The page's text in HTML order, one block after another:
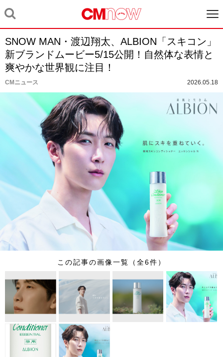
SNOW MAN・渡辺翔太、ALBION「スキコン」
新ブランドムービー5/15公開！自然体な表情と
爽やかな世界観に注目！
CMニュース 2026.05.18
この記事の画像一覧（全6件）